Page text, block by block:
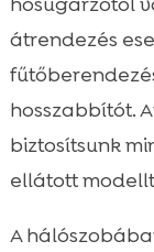
átrendezés
hosszabbítót.
biztosítsunk
ellátott
A